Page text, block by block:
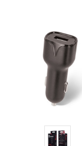
QUICK VIEW